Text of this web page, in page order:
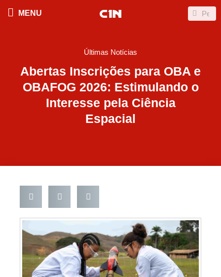
para
MENU Search
Search
Últimas Notícias
Abertas Inscrições para OBA e
OBAFOG 2026: Estimulando o
Interesse pela Ciência
Espacial